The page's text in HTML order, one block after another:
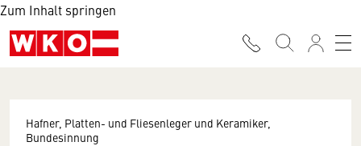
Zum Inhalt springen
Hafner, Platten- und Fliesenleger und Keramiker,
Bundesinnung